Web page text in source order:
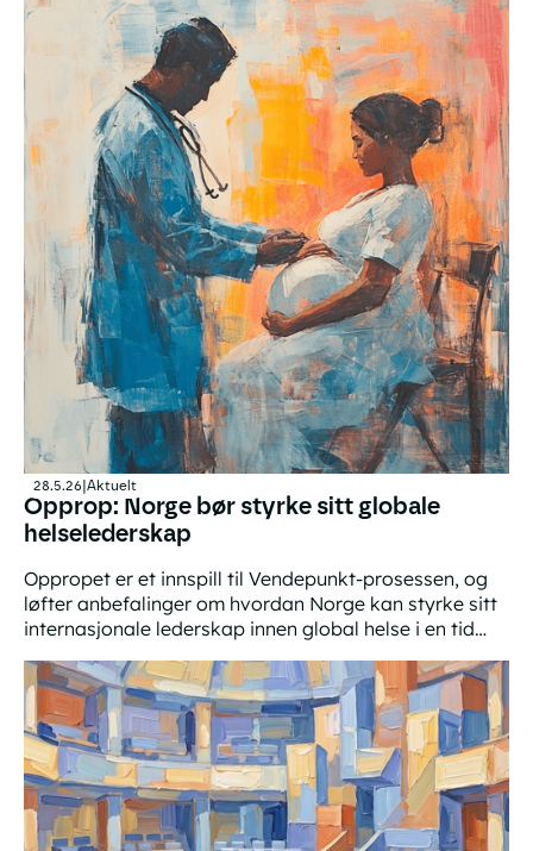
organisasjoners framtid. Men det er ikke deres
framtid denne støtten først og fremst skal sikre.
28.5.26 Aktuelt
Opprop: Norge bør styrke sitt globale
helselederskap
Oppropet er et innspill til Vendepunkt-prosessen, og
løfter anbefalinger om hvordan Norge kan styrke sitt
internasjonale lederskap innen global helse i en tid
samarbeid.